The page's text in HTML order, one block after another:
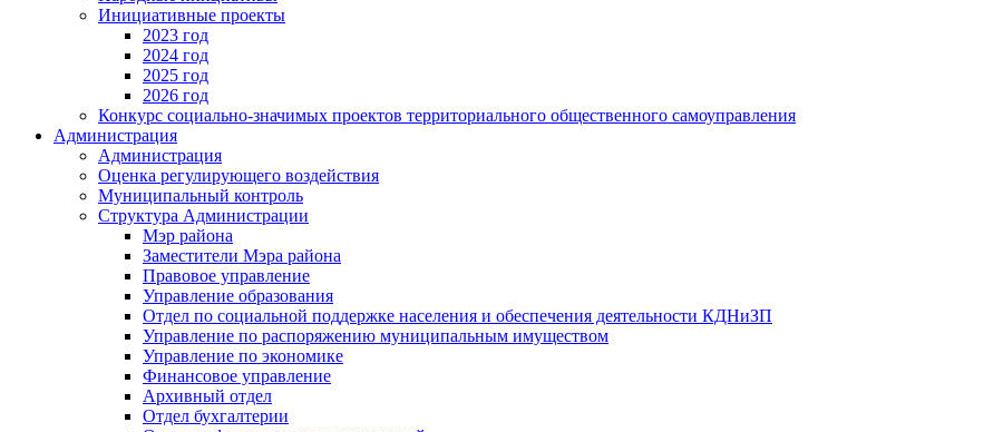
Инициативные проекты
2023 год
2024 год
2025 год
2026 год
Конкурс социально-значимых проектов территориального общественного самоуправления
Администрация
Администрация
Оценка регулирующего воздействия
Муниципальный контроль
Структура Администрации
Мэр района
Заместители Мэра района
Правовое управление
Управление образования
Отдел по социальной поддержке населения и обеспечения деятельности КДНиЗП
Управление по распоряжению муниципальным имуществом
Управление по экономике
Финансовое управление
Архивный отдел
Отдел бухгалтерии